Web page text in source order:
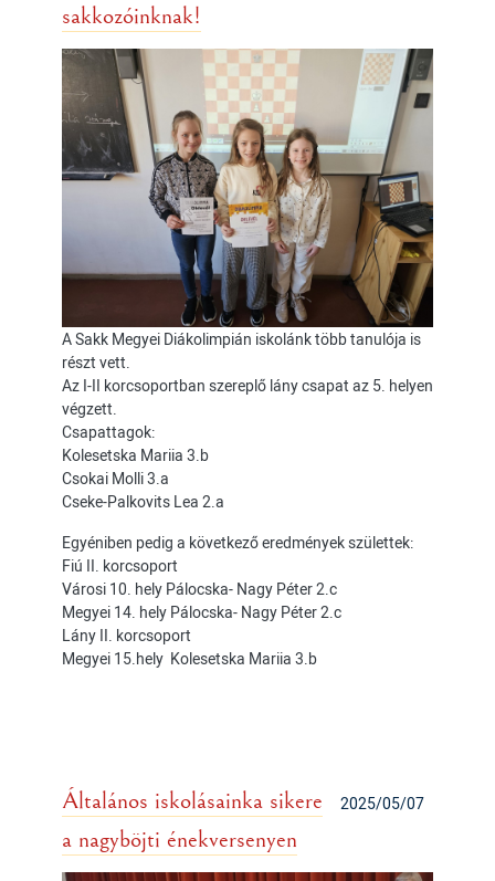
sakkozóinknak!
A Sakk Megyei Diákolimpián iskolánk több tanulója is
részt vett.
Az I-II korcsoportban szereplő lány csapat az 5. helyen
végzett.
Csapattagok:
Kolesetska Mariia 3.b
Csokai Molli 3.a
Cseke-Palkovits Lea 2.a
Egyéniben pedig a következő eredmények születtek:
Fiú II. korcsoport
Városi 10. hely Pálocska- Nagy Péter 2.c
Megyei 14. hely Pálocska- Nagy Péter 2.c
Lány II. korcsoport
Megyei 15.hely Kolesetska Mariia 3.b
2025/05/07
Általános iskolásainka sikere
a nagyböjti énekversenyen